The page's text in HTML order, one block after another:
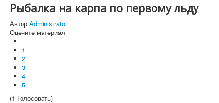
Рыбалка на карпа по первому льду
Автор Administrator
Оцените материал
1
2
3
4
5
(1 Голосовать)